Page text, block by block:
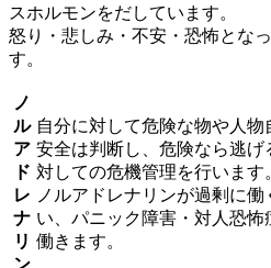
スホルモンをだしています。
怒り・悲しみ・不安・恐怖とな
す。
ノ
ル
ア
ド
レ
ナ
リ
ン
自分に対して危険な物や人
安全は判断し、危険なら逃
対しての危機管理を行います
ノルアドレナリンが過剰に
い、パニック障害・対人恐
働きます。